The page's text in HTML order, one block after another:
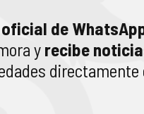
de
y recibe
directamente